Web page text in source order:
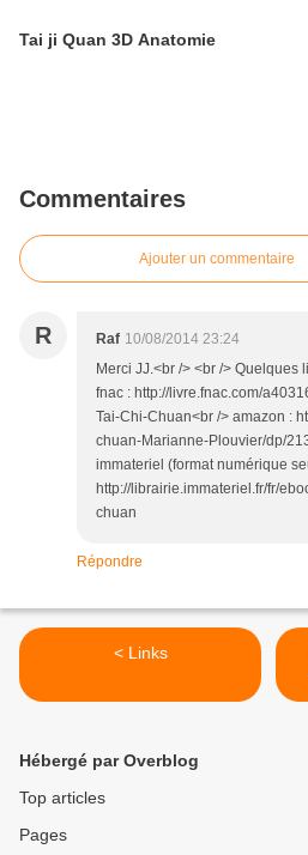
Tai ji Quan 3D Anatomie
Commentaires
Ajouter un commentaire
R Raf 10/08/2014 23:24
Merci JJ.<br /> <br /> Quelques
fnac : http://livre.fnac.com/
Tai-Chi-Chuan<br /> amazon :
chuan-Marianne-Plouvier/dp/
immateriel (format numérique
http://librairie.immateriel.fr/fr/
chuan
Répondre
< Links
Hébergé par Overblog
Top articles
Pages